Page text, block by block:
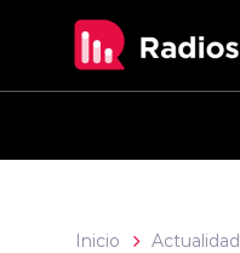
Inicio Actualidad